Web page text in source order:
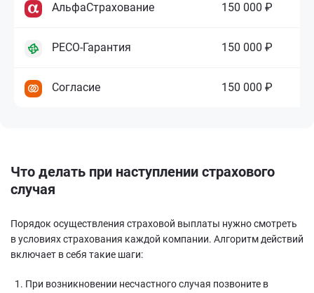
АльфаСтрахование 150 000 ₽
РЕСО-Гарантия 150 000 ₽
Согласие 150 000 ₽
Что делать при наступлении страхового
случая
Порядок осуществления страховой выплаты нужно смотреть
в условиях страхования каждой компании. Алгоритм действий
включает в себя такие шаги:
При возникновении несчастного случая позвоните в